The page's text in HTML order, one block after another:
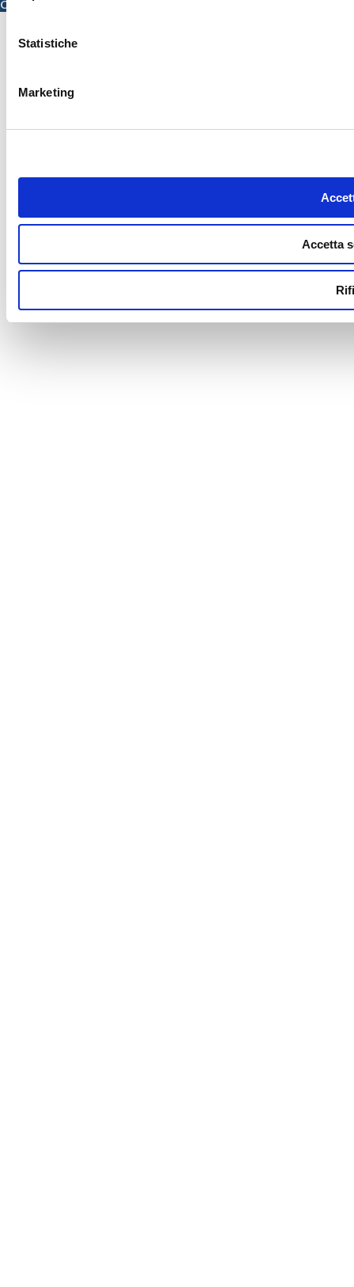
Statistiche
Marketing
Accetta
Credits